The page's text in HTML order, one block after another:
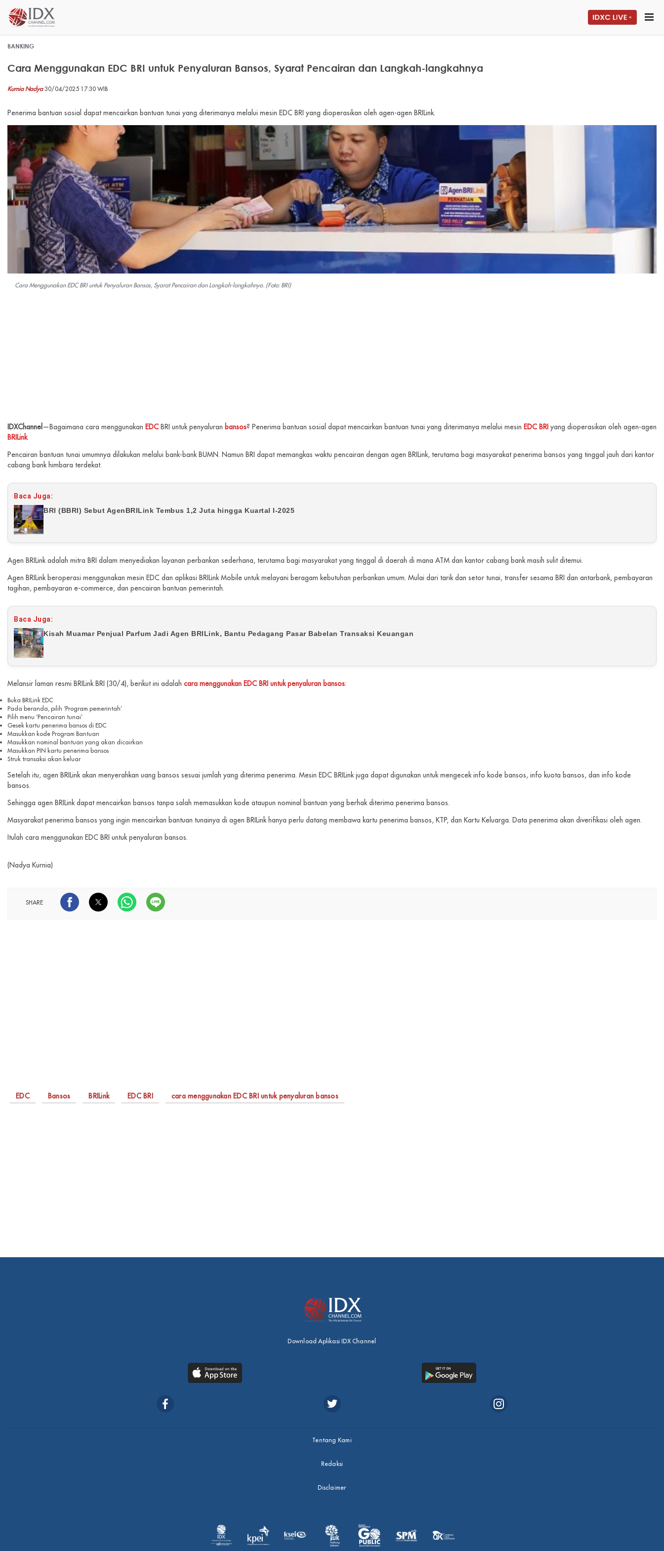
BANKING
Cara Menggunakan EDC BRI untuk Penyaluran Bansos, Syarat Pencairan dan Langkah-langkahnya
Kurnia Nadya30/04/2025 17:30 WIB
Penerima bantuan sosial dapat mencairkan bantuan tunai yang diterimanya melalui mesin EDC BRI yang dioperasikan oleh agen-agen BRILink.
Cara Menggunakan EDC BRI untuk Penyaluran Bansos, Syarat Pencairan dan Langkah-langkahnya. (Foto: BRI)
IDXChannel —Bagaimana cara menggunakan EDC BRI untuk penyaluran bansos? Penerima bantuan sosial dapat mencairkan bantuan tunai yang diterimanya melalui mesin EDC BRI yang dioperasikan oleh agen-agen
BRILink.
Pencairan bantuan tunai umumnya dilakukan melalui bank-bank BUMN. Namun BRI dapat memangkas waktu pencairan dengan agen BRILink, terutama bagi masyarakat penerima bansos yang tinggal jauh dari kantor
cabang bank himbara terdekat.
Baca Juga:
BRI (BBRI) Sebut AgenBRILink Tembus 1,2 Juta hingga Kuartal I-2025
Agen BRILink adalah mitra BRI dalam menyediakan layanan perbankan sederhana, terutama bagi masyarakat yang tinggal di daerah di mana ATM dan kantor cabang bank masih sulit ditemui.
Agen BRILink beroperasi menggunakan mesin EDC dan aplikasi BRILink Mobile untuk melayani beragam kebutuhan perbankan umum. Mulai dari tarik dan setor tunai, transfer sesama BRI dan antarbank, pembayaran
tagihan, pembayaran e-commerce, dan pencairan bantuan pemerintah.
Baca Juga:
Kisah Muamar Penjual Parfum Jadi Agen BRILink, Bantu Pedagang Pasar Babelan Transaksi Keuangan
Melansir laman resmi BRILink BRI (30/4), berikut ini adalah cara menggunakan EDC BRI untuk penyaluran bansos:
Buka BRILink EDC
Pada beranda, pilih ‘Program pemerintah’
Pilih menu ‘Pencairan tunai’
Gesek kartu penerima bansos di EDC
Masukkan kode Program Bantuan
Masukkan nominal bantuan yang akan dicairkan
Masukkan PIN kartu penerima bansos
Struk transaksi akan keluar
Setelah itu, agen BRILink akan menyerahkan uang bansos sesuai jumlah yang diterima penerima. Mesin EDC BRILink juga dapat digunakan untuk mengecek info kode bansos, info kuota bansos, dan info kode
bansos.
Sehingga agen BRILink dapat mencairkan bansos tanpa salah memasukkan kode ataupun nominal bantuan yang berhak diterima penerima bansos.
Masyarakat penerima bansos yang ingin mencairkan bantuan tunainya di agen BRILink hanya perlu datang membawa kartu penerima bansos, KTP, dan Kartu Keluarga. Data penerima akan diverifikasi oleh agen.
Itulah cara menggunakan EDC BRI untuk penyaluran bansos.
(Nadya Kurnia)
SHARE
EDC Bansos BRILink EDC BRI cara menggunakan EDC BRI untuk penyaluran bansos
Download Aplikasi IDX Channel
Tentang Kami
Redaksi
Disclaimer